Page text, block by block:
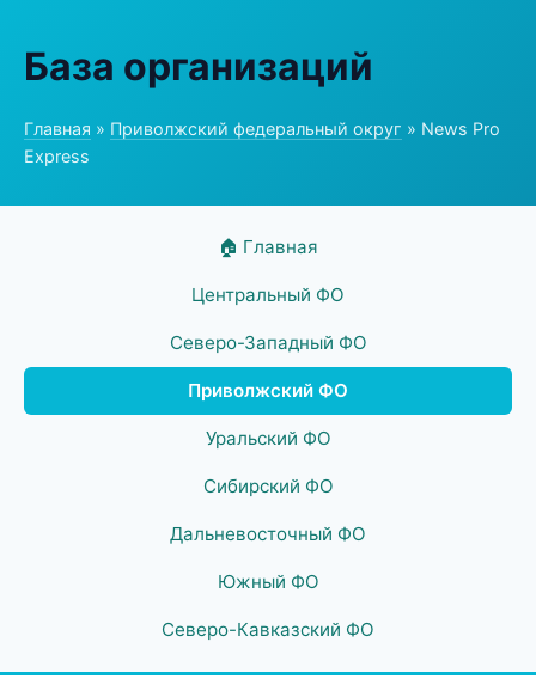
База организаций
Главная » Приволжский федеральный округ » News Pro
Express
🏠 Главная
Центральный ФО
Северо-Западный ФО
Приволжский ФО
Уральский ФО
Сибирский ФО
Дальневосточный ФО
Южный ФО
Северо-Кавказский ФО